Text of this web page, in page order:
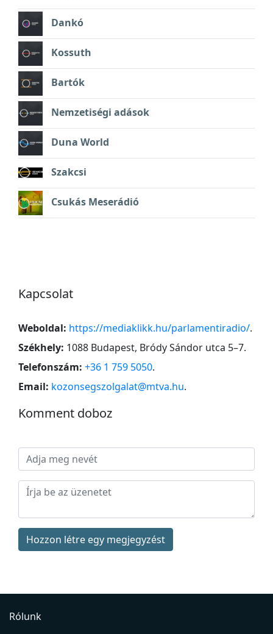
Dankó
Kossuth
Bartók
Nemzetiségi adások
Duna World
Szakcsi
Csukás Meserádió
Kapcsolat
Weboldal: https://mediaklikk.hu/parlamentiradio/.
Székhely: 1088 Budapest, Bródy Sándor utca 5–7.
Telefonszám: +36 1 759 5050.
Email: kozonsegszolgalat@mtva.hu.
Komment doboz
Hozzon létre egy megjegyzést
Rólunk